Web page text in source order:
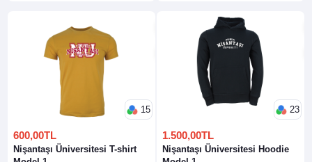
15
600,00TL
Nişantaşı Üniversitesi T-shirt
23
1.500,00TL
Nişantaşı Üniversitesi Hoodie